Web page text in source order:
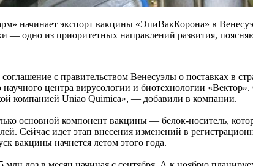
начинает экспорт вакцины «ЭпиВакКорона» в
одно из приоритетных направлений развития,
с правительством Венесуэлы о поставках в
центра вирусологии и биотехнологии
компанией Uniao Quimica», — добавили в компании.
основной компонент вакцины — белок-носитель,
Сейчас идет этап внесения изменений в
вакцины начнется летом этого года.